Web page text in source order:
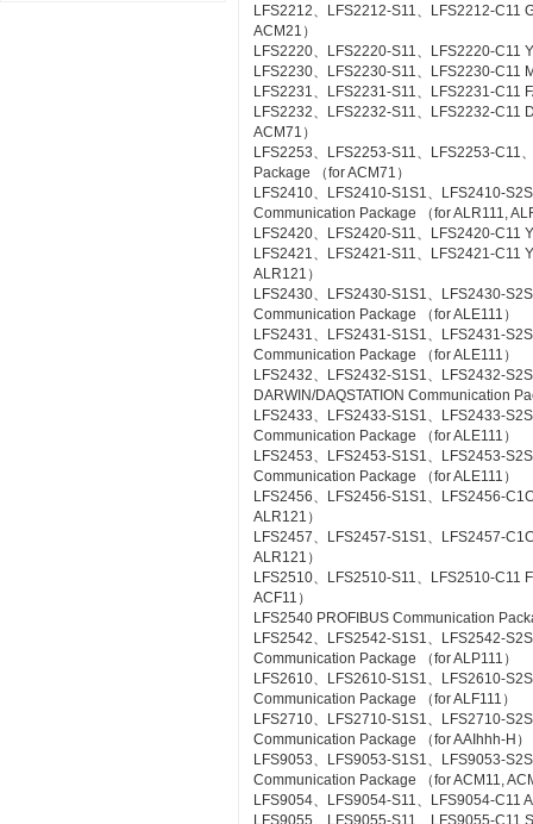
LFS2212、LFS2212-S11、LFS2212-C11
ACM21）
LFS2220、LFS2220-S11、LFS2220-C11
LFS2230、LFS2230-S11、LFS2230-C11
LFS2231、LFS2231-S11、LFS2231-C11
LFS2232、LFS2232-S11、LFS2232-C11
ACM71）
LFS2253、LFS2253-S11、LFS2253-C11
Package （for ACM71）
LFS2410、LFS2410-S1S1、LFS2410-
Communication Package （for ALR111,
LFS2420、LFS2420-S11、LFS2420-C11
LFS2421、LFS2421-S11、LFS2421-C11
ALR121）
LFS2430、LFS2430-S1S1、LFS2430-
Communication Package （for ALE111）
LFS2431、LFS2431-S1S1、LFS2431-
Communication Package （for ALE111）
LFS2432、LFS2432-S1S1、LFS2432-
DARWIN/DAQSTATION Communication
LFS2433、LFS2433-S1S1、LFS2433-
Communication Package （for ALE111）
LFS2453、LFS2453-S1S1、LFS2453-
Communication Package （for ALE111）
LFS2456、LFS2456-S1S1、LFS2456-
ALR121）
LFS2457、LFS2457-S1S1、LFS2457-
ALR121）
LFS2510、LFS2510-S11、LFS2510-C11
ACF11）
LFS2540 PROFIBUS Communication
LFS2542、LFS2542-S1S1、LFS2542-
Communication Package （for ALP111）
LFS2610、LFS2610-S1S1、LFS2610-
Communication Package （for ALF111）
LFS2710、LFS2710-S1S1、LFS2710-
Communication Package （for AAIhhh-H）
LFS9053、LFS9053-S1S1、LFS9053-
Communication Package （for ACM11,
LFS9054、LFS9054-S11、LFS9054-C11
LFS9055、LFS9055-S11、LFS9055-C11